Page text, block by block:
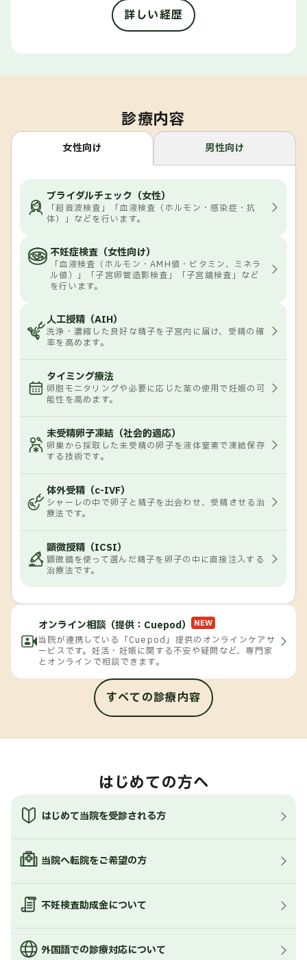
詳しい経歴
診療内容
女性向け 男性向け
ブライダルチェック（女性）
「超音波検査」「血液検査（ホルモン・感染症・抗
体）」などを行います。
不妊症検査（女性向け）
「血液検査（ホルモン・AMH値・ビタミン、ミネラ
ル値）」「子宮卵管造影検査」「子宮鏡検査」など
を行います。
人工授精（AIH）
洗浄・濃縮した良好な精子を子宮内に届け、受精の確
率を高めます。
タイミング療法
卵胞モニタリングや必要に応じた薬の使用で妊娠の可
能性を高めます。
未受精卵子凍結（社会的適応）
卵巣から採取した未受精の卵子を液体窒素で凍結保存
する技術です。
体外受精（c-IVF）
シャーレの中で卵子と精子を出会わせ、受精させる治
療法です。
顕微授精（ICSI）
顕微鏡を使って選んだ精子を卵子の中に直接注入する
治療法です。
オンライン相談（提供：Cuepod） NEW
当院が連携している「Cuepod」提供のオンラインケアサ
ービスです。妊活・妊娠に関する不安や疑問など、専門家
とオンラインで相談できます。
すべての診療内容
はじめての方へ
はじめて当院を受診される方
当院へ転院をご希望の方
不妊検査助成金について
外国語での診療対応について